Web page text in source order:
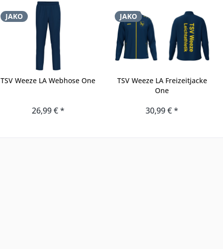
JAKO
TSV Weeze LA Webhose One
26,99 € *
JAKO
TSV Weeze LA Freizeitjacke
One
30,99 € *